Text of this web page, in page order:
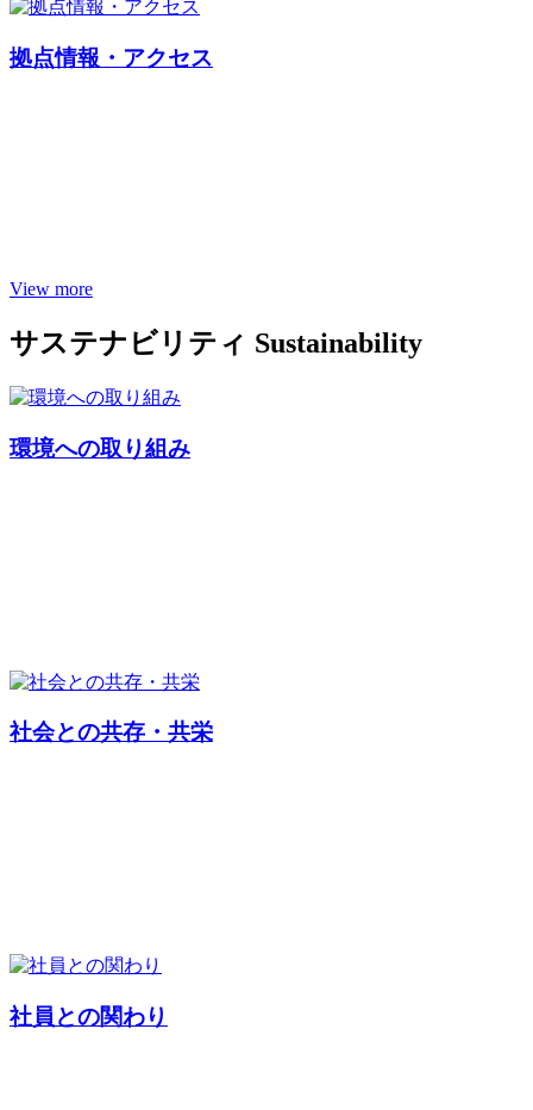
拠点情報・アクセス
View more
サステナビリティ Sustainability
環境への取り組み
社会との共存・共栄
社員との関わり